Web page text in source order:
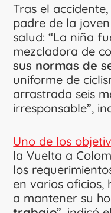
Tras el
padre de la
salud: “La niña
mezcladora de
sus normas de
uniforme de
arrastrada seis
irresponsable”,
Uno de los
la Vuelta a
los
en varios oficios,
a mantener su